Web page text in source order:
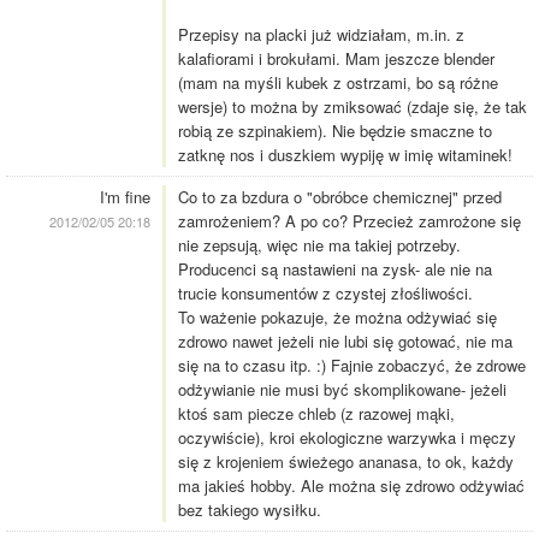
Przepisy na placki już widziałam, m.in. z
kalafiorami i brokułami. Mam jeszcze blender
(mam na myśli kubek z ostrzami, bo są różne
wersje) to można by zmiksować (zdaje się, że tak
robią ze szpinakiem). Nie będzie smaczne to
zatknę nos i duszkiem wypiję w imię witaminek!
I'm fine
2012/02/05 20:18
Co to za bzdura o "obróbce chemicznej" przed
zamrożeniem? A po co? Przecież zamrożone się
nie zepsują, więc nie ma takiej potrzeby.
Producenci są nastawieni na zysk- ale nie na
trucie konsumentów z czystej złośliwości.
To ważenie pokazuje, że można odżywiać się
zdrowo nawet jeżeli nie lubi się gotować, nie ma
się na to czasu itp. :) Fajnie zobaczyć, że zdrowe
odżywianie nie musi być skomplikowane- jeżeli
ktoś sam piecze chleb (z razowej mąki,
oczywiście), kroi ekologiczne warzywka i męczy
się z krojeniem świeżego ananasa, to ok, każdy
ma jakieś hobby. Ale można się zdrowo odżywiać
bez takiego wysiłku.